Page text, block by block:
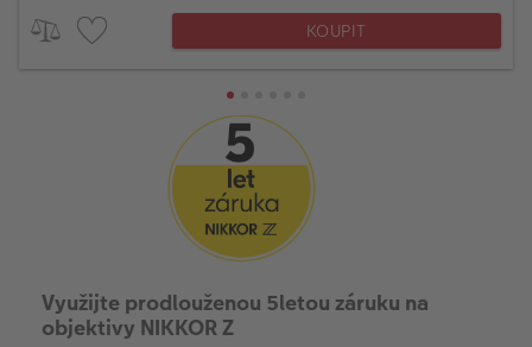
KOUPIT
Využijte prodlouženou 5letou záruku na
objektivy NIKKOR Z